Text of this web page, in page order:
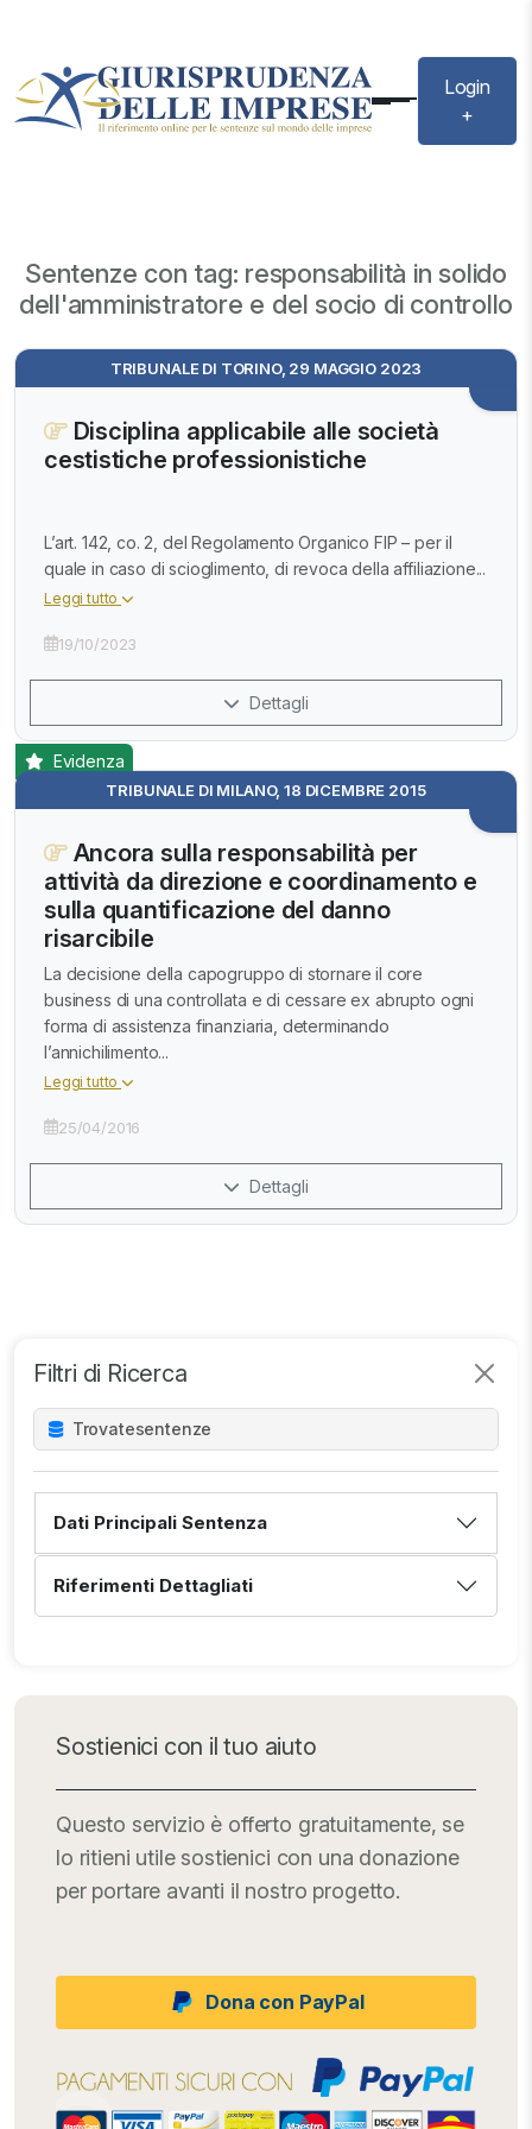
Login
+
Sentenze con tag: responsabilità in solido
dell'amministratore e del socio di controllo
Filtri di Ricerca
Trovatesentenze
Dati Principali Sentenza
Riferimenti Dettagliati
Sostienici con il tuo aiuto
Questo servizio è offerto gratuitamente, se
lo ritieni utile sostienici con una donazione
per portare avanti il nostro progetto.
Dona con PayPal
TRIBUNALE DI TORINO, 29 MAGGIO 2023
Disciplina applicabile alle società
cestistiche professionistiche
L’art. 142, co. 2, del Regolamento Organico FIP – per il
quale in caso di scioglimento, di revoca della affiliazione...
Leggi tutto
19/10/2023
Dettagli
TRIBUNALE DI MILANO, 18 DICEMBRE 2015
Evidenza
Ancora sulla responsabilità per
attività da direzione e coordinamento e
sulla quantificazione del danno
risarcibile
La decisione della capogruppo di stornare il core
business di una controllata e di cessare ex abrupto ogni
forma di assistenza finanziaria, determinando
l’annichilimento...
Leggi tutto
25/04/2016
Dettagli